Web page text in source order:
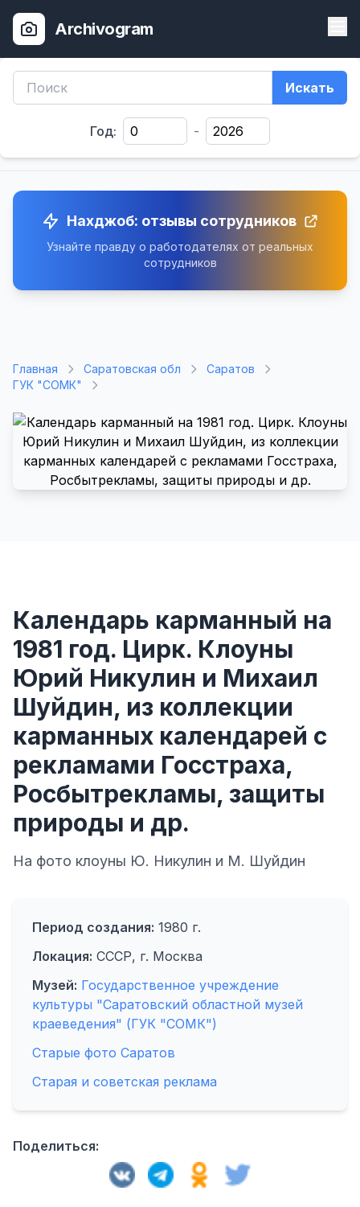
Archivogram
Искать
Год: -
Нахджоб: отзывы сотрудников
Узнайте правду о работодателях от реальных
сотрудников
Главная Саратовская обл
Саратов
ГУК "СОМК"
Календарь карманный на
1981 год. Цирк. Клоуны
Юрий Никулин и Михаил
Шуйдин, из коллекции
карманных календарей с
рекламами Госстраха,
Росбытрекламы, защиты
природы и др.
На фото клоуны Ю. Никулин и М. Шуйдин
Период создания: 1980 г.
Локация: СССР, г. Москва
Музей: Государственное учреждение
культуры "Саратовский областной музей
краеведения" (ГУК "СОМК")
Старые фото Саратов
Старая и советская реклама
Поделиться: